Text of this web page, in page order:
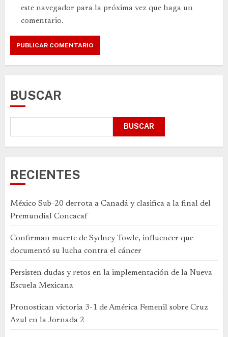
este navegador para la próxima vez que haga un
comentario.
BUSCAR
BUSCAR
RECIENTES
México Sub-20 derrota a Canadá y clasifica a la final del
Premundial Concacaf
Confirman muerte de Sydney Towle, influencer que
documentó su lucha contra el cáncer
Persisten dudas y retos en la implementación de la Nueva
Escuela Mexicana
Pronostican victoria 3-1 de América Femenil sobre Cruz
Azul en la Jornada 2